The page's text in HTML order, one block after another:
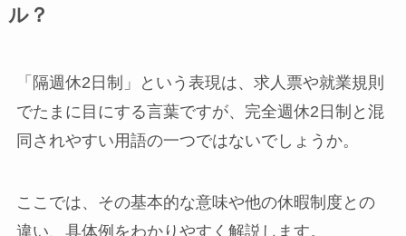
ル？
「隔週休2日制」という表現は、求人票や就業規則
でたまに目にする言葉ですが、完全週休2日制と混
同されやすい用語の一つではないでしょうか。
ここでは、その基本的な意味や他の休暇制度との
違い、具体例をわかりやすく解説します。